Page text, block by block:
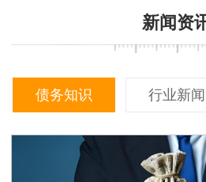
新闻资
债务知识 行业新闻